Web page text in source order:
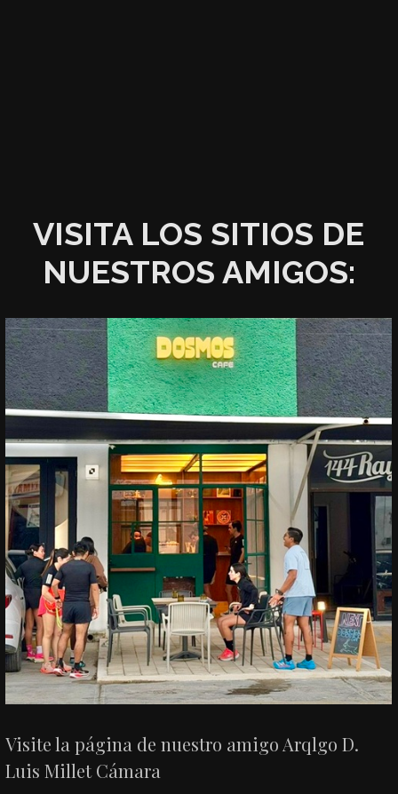
VISITA LOS SITIOS DE
NUESTROS AMIGOS:
Visite la página de nuestro amigo Arqlgo D.
Luis Millet Cámara